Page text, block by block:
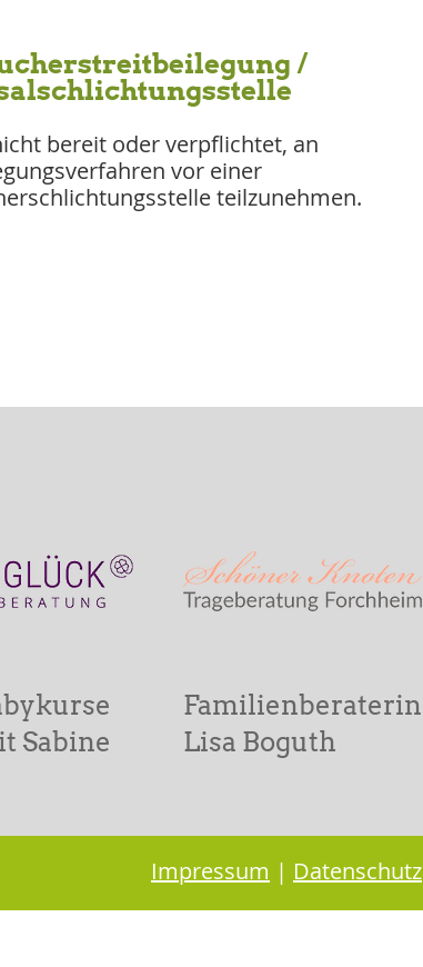
/
bereit oder verpflichtet, an
vor einer
teilzunehmen.
Sabine
Familienberaterin
Lisa Boguth
Impressum | Datenschutz